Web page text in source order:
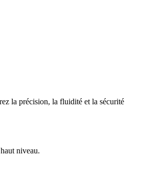
la précision, la fluidité et la sécurité
niveau.